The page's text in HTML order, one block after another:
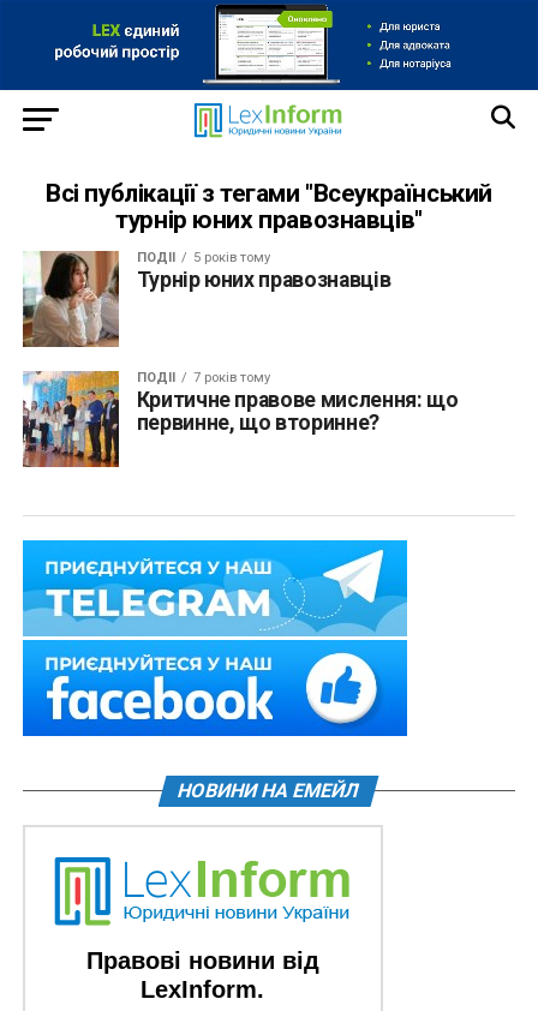
Всі публікації з тегами "Всеукраїнський
турнір юних правознавців"
ПОДІЇ 5 років тому
Турнір юних правознавців
ПОДІЇ 7 років тому
Критичне правове мислення: що
первинне, що вторинне?
НОВИНИ НА ЕМЕЙЛ
Правові новини від
LexInform.